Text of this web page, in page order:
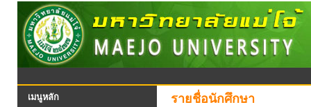
เมนูหลัก รายชื่อนักศึกษา